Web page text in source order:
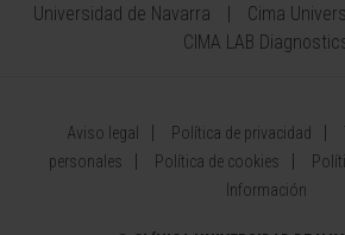
Universidad de Navarra
Cima
CIMA LAB
Aviso legal Política de privacidad
personales
Política de cookies
Información